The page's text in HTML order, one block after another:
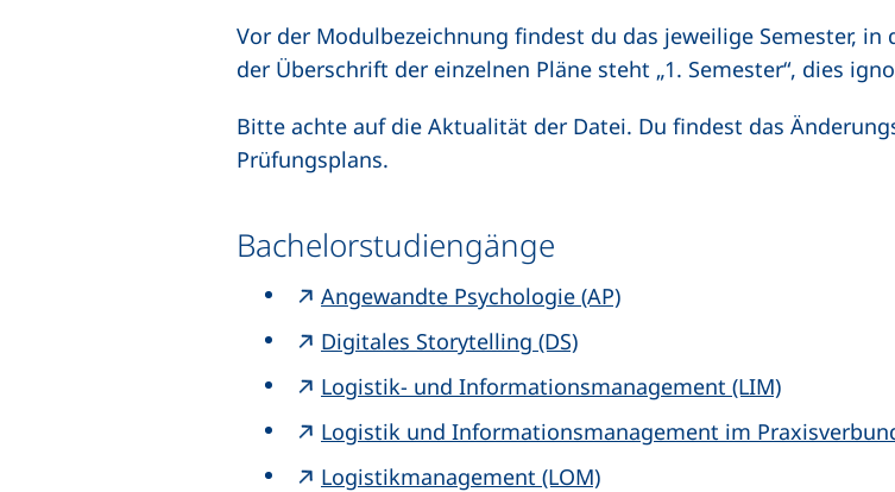
Vor der Modulbezeichnung findest du das jeweilige Semester,
der Überschrift der einzelnen Pläne steht „1. Semester“, dies
Bitte achte auf die Aktualität der Datei. Du findest das
Prüfungsplans.
Bachelorstudiengänge
Angewandte Psychologie (AP)
Digitales Storytelling (DS)
Logistik- und Informationsmanagement (LIM)
Logistik und Informationsmanagement im
Logistikmanagement (LOM)